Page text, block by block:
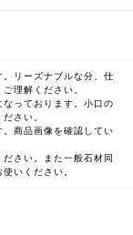
。リーズナブルな分、仕
理解ください。
なっております。小口の
さい。
。商品画像を確認してい
さい。また一般石材同
いください。